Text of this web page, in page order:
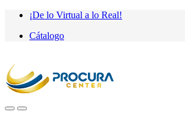
Saltar
navegación
saltar
contenido
¡De lo Virtual a lo Real!
Cátalogo